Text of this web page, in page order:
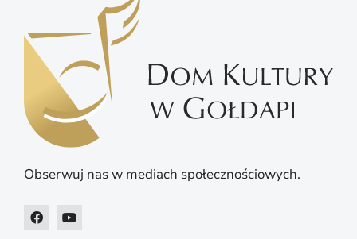
Obserwuj nas w mediach społecznościowych.